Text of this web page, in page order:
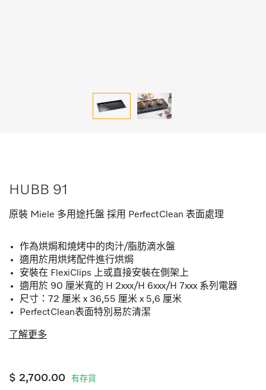
HUBB 91
原裝 Miele 多用途托盤 採用 PerfectClean 表面處理
作為烘焗和燒烤中的肉汁/脂肪滴水盤
適用於用烘烤配件進行烘焗
安裝在 FlexiClips 上或直接安裝在側架上
適用於 90 厘米寬的 H 2xxx/H 6xxx/H 7xxx 系列電器
尺寸：72 厘米 x 36,55 厘米 x 5,6 厘米
PerfectClean表面特別易於清潔
了解更多
$ 2,700.00 有存貨